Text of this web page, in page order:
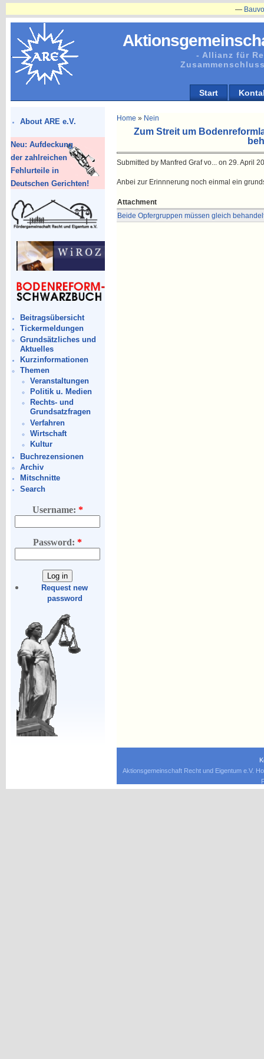
- Allianz für
Start
About ARE e.V.
Neu: Aufdeckung
der zahlreichen
Fehlurteile in
Deutschen Gerichten!
Beitragsübersicht
Tickermeldungen
Grundsätzliches und
Aktuelles
Kurzinformationen
Themen
Veranstaltungen
Politik u. Medien
Rechts- und
Grundsatzfragen
Verfahren
Wirtschaft
Kultur
Buchrezensionen
Archiv
Mitschnitte
Search
Username: *
Password:*
Request new
password
Home » Nein
Zum Streit um
Submitted by Manfred Graf vo... on 29. April
Anbei zur Erinnnerung noch einmal ein
Attachment
Beide Opfergruppen müssen gleich
Aktionsgemeinschaft Recht und Eigentum e.V.